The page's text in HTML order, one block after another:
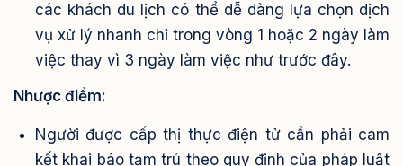
các khách du lịch có thể dễ dàng lựa chọn dịch
vụ xử lý nhanh chỉ trong vòng 1 hoặc 2 ngày làm
việc thay vì 3 ngày làm việc như trước đây.
Nhược điểm:
Người được cấp thị thực điện tử cần phải cam
kết khai báo tạm trú theo quy định của pháp luật